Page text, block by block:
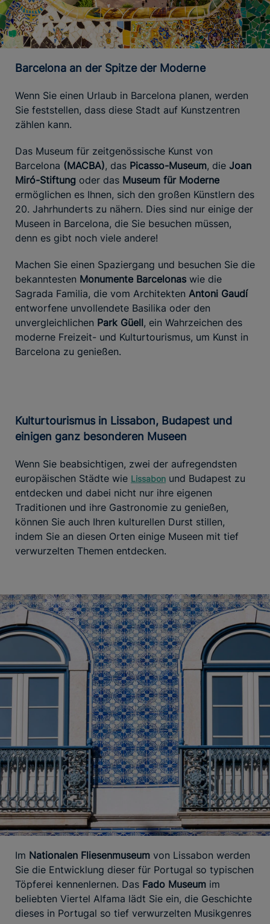
Barcelona an der Spitze der Moderne
Wenn Sie einen Urlaub in Barcelona planen, werden
Sie feststellen, dass diese Stadt auf Kunstzentren
zählen kann.
Das Museum für zeitgenössische Kunst von
Barcelona (MACBA), das Picasso-Museum, die Joan
Miró-Stiftung oder das Museum für Moderne
ermöglichen es Ihnen, sich den großen Künstlern des
20. Jahrhunderts zu nähern. Dies sind nur einige der
Museen in Barcelona, die Sie besuchen müssen,
denn es gibt noch viele andere!
Machen Sie einen Spaziergang und besuchen Sie die
bekanntesten Monumente Barcelonas wie die
Sagrada Familia, die vom Architekten Antoni Gaudí
entworfene unvollendete Basilika oder den
unvergleichlichen Park Güell, ein Wahrzeichen des
moderne Freizeit- und Kulturtourismus, um Kunst in
Barcelona zu genießen.
Kulturtourismus in Lissabon, Budapest und
einigen ganz besonderen Museen
Wenn Sie beabsichtigen, zwei der aufregendsten
europäischen Städte wie Lissabon und Budapest zu
entdecken und dabei nicht nur ihre eigenen
Traditionen und ihre Gastronomie zu genießen,
können Sie auch Ihren kulturellen Durst stillen,
indem Sie an diesen Orten einige Museen mit tief
verwurzelten Themen entdecken.
Im Nationalen Fliesenmuseum von Lissabon werden
Sie die Entwicklung dieser für Portugal so typischen
Töpferei kennenlernen. Das Fado Museum im
beliebten Viertel Alfama lädt Sie ein, die Geschichte
dieses in Portugal so tief verwurzelten Musikgenres